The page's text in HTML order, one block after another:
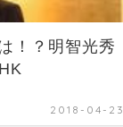
！？明智光秀
2018-04-23